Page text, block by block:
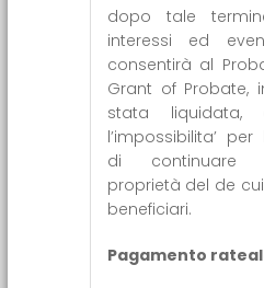
dopo tale
interessi ed
consentirà al
Grant of Probate,
stata liquidata,
l’impossibilita’
di continuare
proprietà del de
beneficiari.
Pagamento